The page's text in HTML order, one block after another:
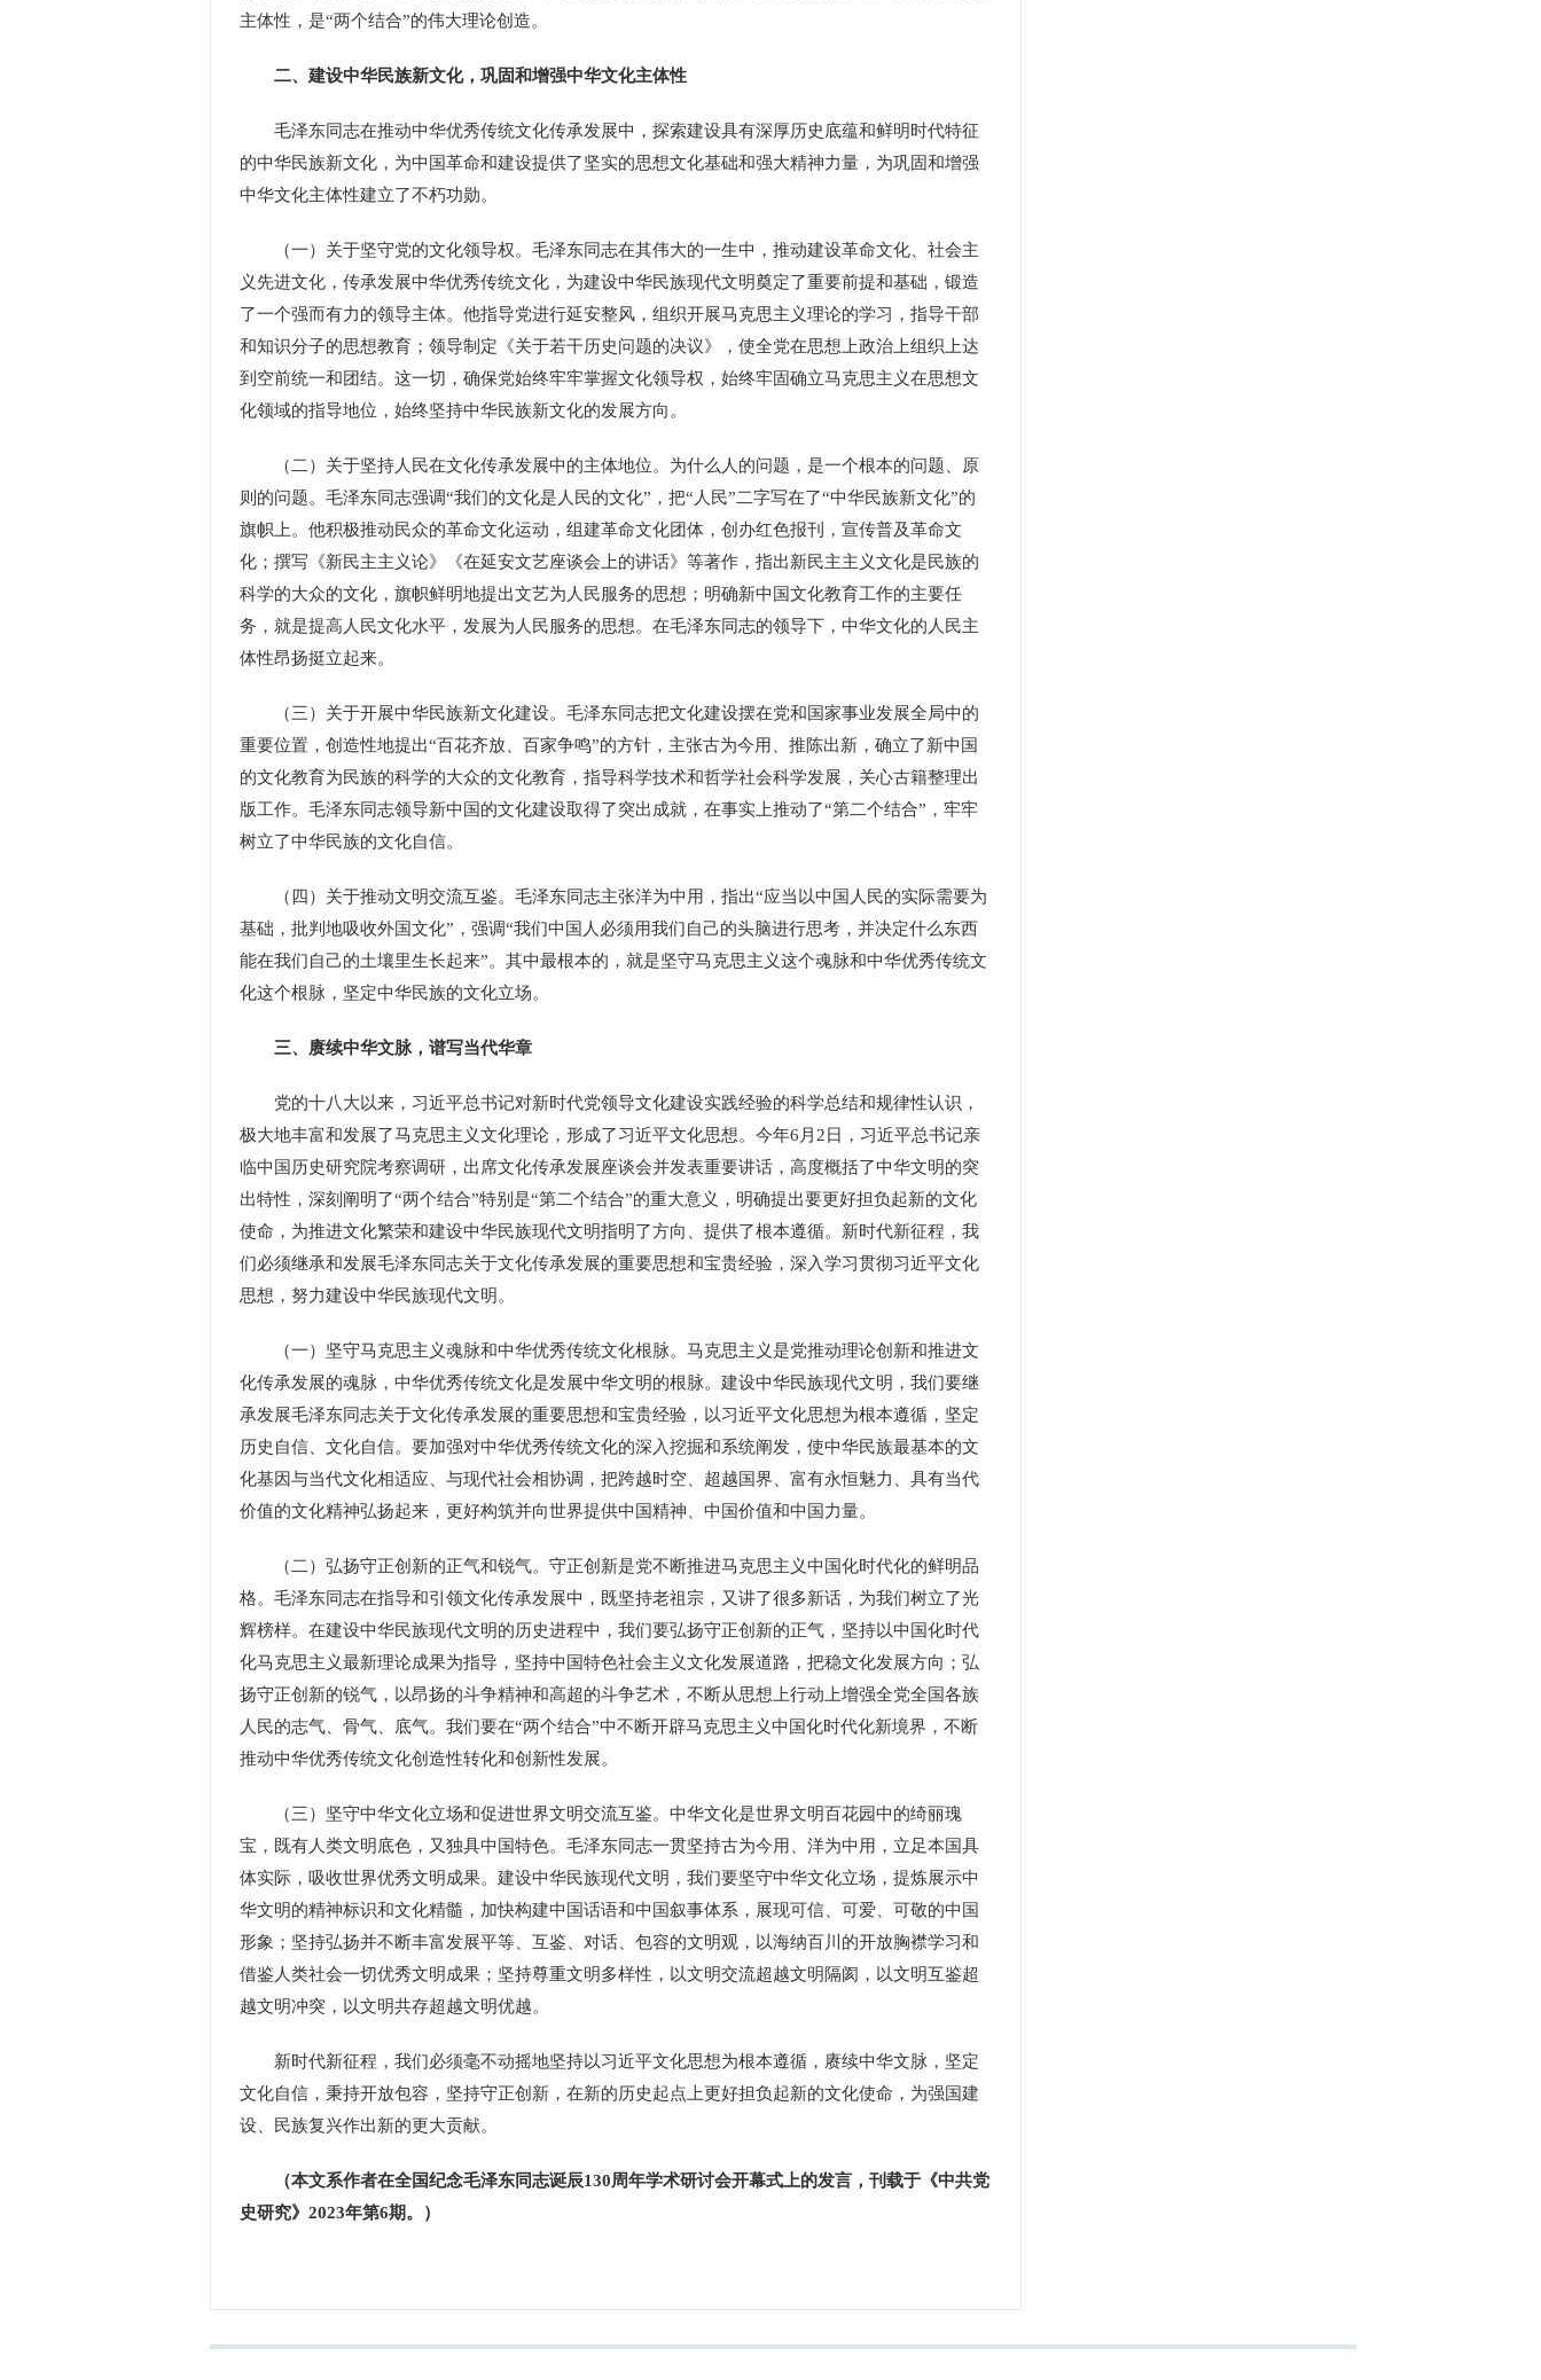
主体性，是“两个结合”的伟大理论创造。
二、建设中华民族新文化，巩固和增强中华文化主体性
毛泽东同志在推动中华优秀传统文化传承发展中，探索建设具有深厚历史底蕴和鲜明时代特征
的中华民族新文化，为中国革命和建设提供了坚实的思想文化基础和强大精神力量，为巩固和增强
中华文化主体性建立了不朽功勋。
（一）关于坚守党的文化领导权。毛泽东同志在其伟大的一生中，推动建设革命文化、社会主
义先进文化，传承发展中华优秀传统文化，为建设中华民族现代文明奠定了重要前提和基础，锻造
了一个强而有力的领导主体。他指导党进行延安整风，组织开展马克思主义理论的学习，指导干部
和知识分子的思想教育；领导制定《关于若干历史问题的决议》，使全党在思想上政治上组织上达
到空前统一和团结。这一切，确保党始终牢牢掌握文化领导权，始终牢固确立马克思主义在思想文
化领域的指导地位，始终坚持中华民族新文化的发展方向。
（二）关于坚持人民在文化传承发展中的主体地位。为什么人的问题，是一个根本的问题、原
则的问题。毛泽东同志强调“我们的文化是人民的文化”，把“人民”二字写在了“中华民族新文化”的
旗帜上。他积极推动民众的革命文化运动，组建革命文化团体，创办红色报刊，宣传普及革命文
化；撰写《新民主主义论》《在延安文艺座谈会上的讲话》等著作，指出新民主主义文化是民族的
科学的大众的文化，旗帜鲜明地提出文艺为人民服务的思想；明确新中国文化教育工作的主要任
务，就是提高人民文化水平，发展为人民服务的思想。在毛泽东同志的领导下，中华文化的人民主
体性昂扬挺立起来。
（三）关于开展中华民族新文化建设。毛泽东同志把文化建设摆在党和国家事业发展全局中的
重要位置，创造性地提出“百花齐放、百家争鸣”的方针，主张古为今用、推陈出新，确立了新中国
的文化教育为民族的科学的大众的文化教育，指导科学技术和哲学社会科学发展，关心古籍整理出
版工作。毛泽东同志领导新中国的文化建设取得了突出成就，在事实上推动了“第二个结合”，牢牢
树立了中华民族的文化自信。
（四）关于推动文明交流互鉴。毛泽东同志主张洋为中用，指出“应当以中国人民的实际需要为
基础，批判地吸收外国文化”，强调“我们中国人必须用我们自己的头脑进行思考，并决定什么东西
能在我们自己的土壤里生长起来”。其中最根本的，就是坚守马克思主义这个魂脉和中华优秀传统文
化这个根脉，坚定中华民族的文化立场。
三、赓续中华文脉，谱写当代华章
党的十八大以来，习近平总书记对新时代党领导文化建设实践经验的科学总结和规律性认识，
极大地丰富和发展了马克思主义文化理论，形成了习近平文化思想。今年6月2日，习近平总书记亲
临中国历史研究院考察调研，出席文化传承发展座谈会并发表重要讲话，高度概括了中华文明的突
出特性，深刻阐明了“两个结合”特别是“第二个结合”的重大意义，明确提出要更好担负起新的文化
使命，为推进文化繁荣和建设中华民族现代文明指明了方向、提供了根本遵循。新时代新征程，我
们必须继承和发展毛泽东同志关于文化传承发展的重要思想和宝贵经验，深入学习贯彻习近平文化
思想，努力建设中华民族现代文明。
（一）坚守马克思主义魂脉和中华优秀传统文化根脉。马克思主义是党推动理论创新和推进文
化传承发展的魂脉，中华优秀传统文化是发展中华文明的根脉。建设中华民族现代文明，我们要继
承发展毛泽东同志关于文化传承发展的重要思想和宝贵经验，以习近平文化思想为根本遵循，坚定
历史自信、文化自信。要加强对中华优秀传统文化的深入挖掘和系统阐发，使中华民族最基本的文
化基因与当代文化相适应、与现代社会相协调，把跨越时空、超越国界、富有永恒魅力、具有当代
价值的文化精神弘扬起来，更好构筑并向世界提供中国精神、中国价值和中国力量。
（二）弘扬守正创新的正气和锐气。守正创新是党不断推进马克思主义中国化时代化的鲜明品
格。毛泽东同志在指导和引领文化传承发展中，既坚持老祖宗，又讲了很多新话，为我们树立了光
辉榜样。在建设中华民族现代文明的历史进程中，我们要弘扬守正创新的正气，坚持以中国化时代
化马克思主义最新理论成果为指导，坚持中国特色社会主义文化发展道路，把稳文化发展方向；弘
扬守正创新的锐气，以昂扬的斗争精神和高超的斗争艺术，不断从思想上行动上增强全党全国各族
人民的志气、骨气、底气。我们要在“两个结合”中不断开辟马克思主义中国化时代化新境界，不断
推动中华优秀传统文化创造性转化和创新性发展。
（三）坚守中华文化立场和促进世界文明交流互鉴。中华文化是世界文明百花园中的绮丽瑰
宝，既有人类文明底色，又独具中国特色。毛泽东同志一贯坚持古为今用、洋为中用，立足本国具
体实际，吸收世界优秀文明成果。建设中华民族现代文明，我们要坚守中华文化立场，提炼展示中
华文明的精神标识和文化精髓，加快构建中国话语和中国叙事体系，展现可信、可爱、可敬的中国
形象；坚持弘扬并不断丰富发展平等、互鉴、对话、包容的文明观，以海纳百川的开放胸襟学习和
借鉴人类社会一切优秀文明成果；坚持尊重文明多样性，以文明交流超越文明隔阂，以文明互鉴超
越文明冲突，以文明共存超越文明优越。
新时代新征程，我们必须毫不动摇地坚持以习近平文化思想为根本遵循，赓续中华文脉，坚定
文化自信，秉持开放包容，坚持守正创新，在新的历史起点上更好担负起新的文化使命，为强国建
设、民族复兴作出新的更大贡献。
（本文系作者在全国纪念毛泽东同志诞辰130周年学术研讨会开幕式上的发言，刊载于《中共党
史研究》2023年第6期。）